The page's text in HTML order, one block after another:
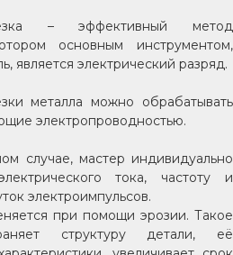
– эффективный метод
основным инструментом,
является электрический разряд.
металла можно обрабатывать
электропроводностью.
случае, мастер индивидуально
тока, частоту и
электроимпульсов.
при помощи эрозии. Такое
структуру детали, её